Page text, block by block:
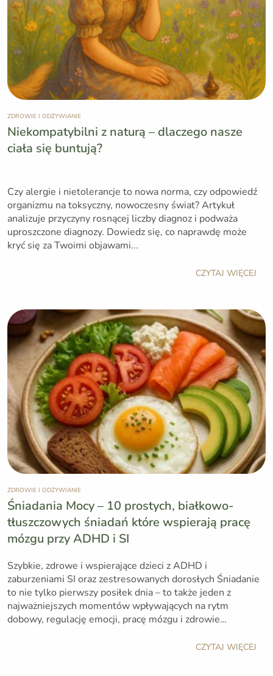
ZDROWIE I ODŻYWIANIE
Niekompatybilni z naturą – dlaczego nasze
ciała się buntują?
Czy alergie i nietolerancje to nowa norma, czy odpowiedź
organizmu na toksyczny, nowoczesny świat? Artykuł
analizuje przyczyny rosnącej liczby diagnoz i podważa
uproszczone diagnozy. Dowiedz się, co naprawdę może
kryć się za Twoimi objawami...
CZYTAJ WIĘCEJ
ZDROWIE I ODŻYWIANIE
Śniadania Mocy – 10 prostych, białkowo-
tłuszczowych śniadań które wspierają pracę
mózgu przy ADHD i SI
Szybkie, zdrowe i wspierające dzieci z ADHD i
zaburzeniami SI oraz zestresowanych dorosłych Śniadanie
to nie tylko pierwszy posiłek dnia – to także jeden z
najważniejszych momentów wpływających na rytm
dobowy, regulację emocji, pracę mózgu i zdrowie…
CZYTAJ WIĘCEJ